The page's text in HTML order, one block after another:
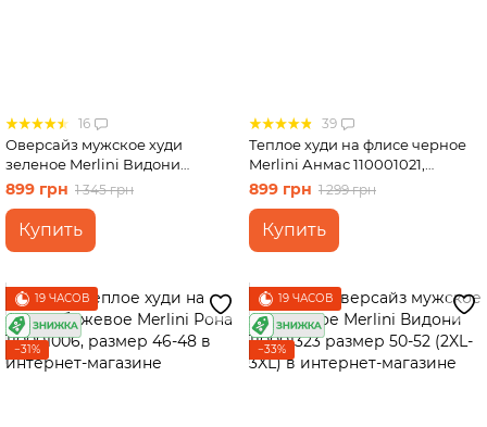
16
Оверсайз мужское худи
зеленое Merlini Видони
110001322 размер 46-48 (L-XL)
899 грн 1 345 грн
Купить
39
Теплое худи на флисе черное
Merlini Анмас 110001021,
размер 42-44
899 грн 1 299 грн
Купить
19 ЧАСОВ
−31%
19 ЧАСОВ
−33%